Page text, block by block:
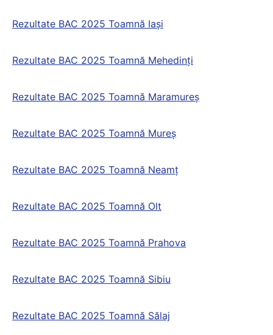
Rezultate BAC 2025 Toamnă Iași
Rezultate BAC 2025 Toamnă Mehedinți
Rezultate BAC 2025 Toamnă Maramureș
Rezultate BAC 2025 Toamnă Mureș
Rezultate BAC 2025 Toamnă Neamț
Rezultate BAC 2025 Toamnă Olt
Rezultate BAC 2025 Toamnă Prahova
Rezultate BAC 2025 Toamnă Sibiu
Rezultate BAC 2025 Toamnă Sălaj